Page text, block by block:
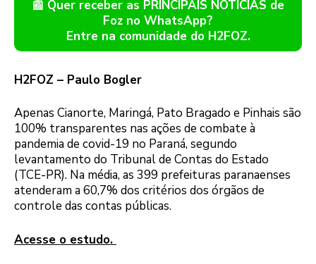
📰 Quer receber as PRINCIPAIS NOTÍCIAS de
Foz no WhatsApp?
Entre na comunidade do H2FOZ.
H2FOZ – Paulo Bogler
Apenas Cianorte, Maringá, Pato Bragado e Pinhais são
100% transparentes nas ações de combate à
pandemia de covid-19 no Paraná, segundo
levantamento do Tribunal de Contas do Estado
(TCE-PR). Na média, as 399 prefeituras paranaenses
atenderam a 60,7% dos critérios dos órgãos de
controle das contas públicas.
Acesse o estudo.